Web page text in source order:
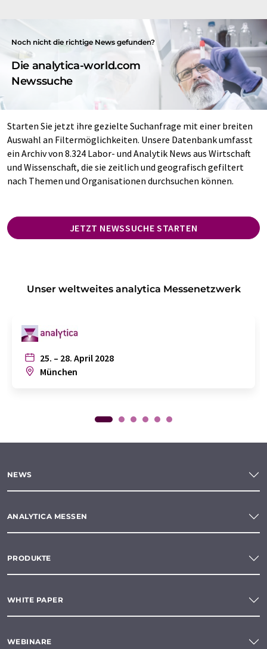
Noch nicht die richtige News gefunden?
Die analytica-world.com
Newssuche
Starten Sie jetzt ihre gezielte Suchanfrage mit einer breiten
Auswahl an Filtermöglichkeiten. Unsere Datenbank umfasst
ein Archiv von 8.324 Labor- und Analytik News aus Wirtschaft
und Wissenschaft, die sie zeitlich und geografisch gefiltert
nach Themen und Organisationen durchsuchen können.
JETZT NEWSSUCHE STARTEN
Unser weltweites analytica Messenetzwerk
25. – 28. April 2028
München
NEWS
ANALYTICA MESSEN
PRODUKTE
WHITE PAPER
WEBINARE